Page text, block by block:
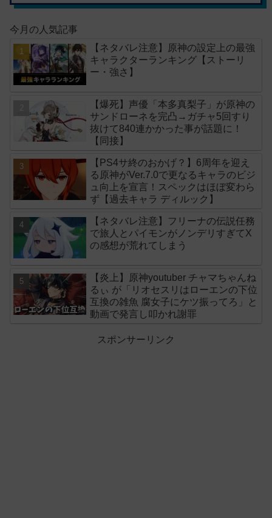
今月の人気記事
【ネタバレ注意】原神の設定上の最強
キャラクターランキング【ストーリ
ー・強さ】
【爆死】声優「本多真梨子」が原神の
サンドローネを完凸→ガチャ5回すり
抜けて840連かかった事が話題に！
【同接】
【PS4サ終のおかげ？】6周年を迎え
る原神がVer.7.0で更なるキャラのビジ
ュ向上を宣言！スペックはほぼ変わら
ず【過去キャラ ディルック】
【ネタバレ注意】フリーナの伝説任務
で旅人とパイモンがノンデリすぎてX
の感想が荒れてしまう
【炎上】原神youtuber チャマちゃんね
るぃ が「リオセスリはローエンの下位
互換の雑魚 腐女子にケツ振ってろ」と
動画で発言し叩かれ謝罪
スポンサーリンク